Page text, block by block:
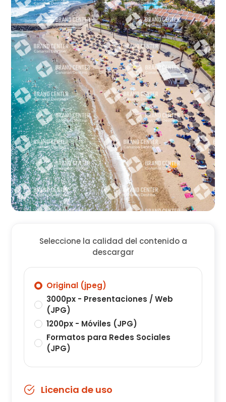
Seleccione la calidad del contenido a
descargar
Original (jpeg)
3000px - Presentaciones / Web
(JPG)
1200px - Móviles (JPG)
Formatos para Redes Sociales
(JPG)
Licencia de uso